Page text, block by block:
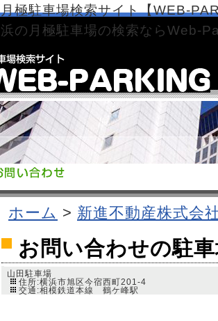
月極駐車場検索サイト【WEB-
浜の月極駐車場の検索ならWeb-
ホーム > 新進不動産株式会
お問い合わせの駐
山田駐車場
住所:横浜市旭区今宿西町201-4
交通:相模鉄道本線 鶴ケ峰駅